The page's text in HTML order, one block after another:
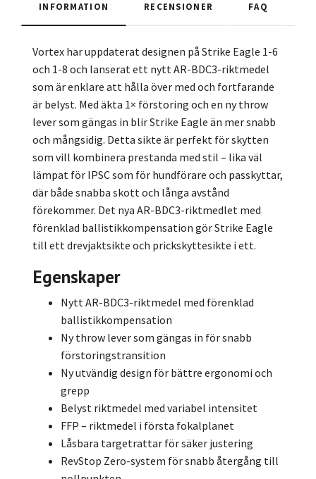
INFORMATION RECENSIONER FAQ
Vortex har uppdaterat designen på Strike Eagle 1-6
och 1-8 och lanserat ett nytt AR-BDC3-riktmedel
som är enklare att hålla över med och fortfarande
är belyst. Med äkta 1× förstoring och en ny throw
lever som gängas in blir Strike Eagle än mer snabb
och mångsidig. Detta sikte är perfekt för skytten
som vill kombinera prestanda med stil – lika väl
lämpat för IPSC som för hundförare och passkyttar,
där både snabba skott och långa avstånd
förekommer. Det nya AR-BDC3-riktmedlet med
förenklad ballistikkompensation gör Strike Eagle
till ett drevjaktsikte och prickskyttesikte i ett.
Egenskaper
Nytt AR-BDC3-riktmedel med förenklad
ballistikkompensation
Ny throw lever som gängas in för snabb
förstoringstransition
Ny utvändig design för bättre ergonomi och
grepp
Belyst riktmedel med variabel intensitet
FFP – riktmedel i första fokalplanet
Låsbara targetrattar för säker justering
RevStop Zero-system för snabb återgång till